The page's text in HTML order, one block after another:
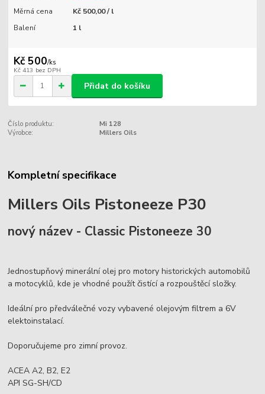
Měrná cena
Kč 500,00 / l
Balení
1 l
Kč 500/ks
Kč 413 bez DPH
Přidat do košíku
Číslo produktu:
Mi 128
Výrobce:
Millers Oils
Kompletní specifikace
Millers Oils Pistoneeze P30
nový název - Classic Pistoneeze 30
Jednostupňový minerální olej pro motory historických automobilů
a motocyklů, kde je vhodné použít čistící a rozpouštěcí složky.
Ideální pro předválečné vozy vybavené olejovým filtrem a 6V
elektoinstalací.
Doporučujeme pro zimní provoz.
ACEA A2, B2, E2
API SG-SH/CD